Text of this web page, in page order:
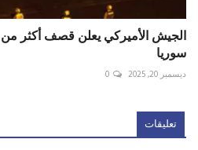
سوريا
ديسمبر 20, 2025 0
تعليقات